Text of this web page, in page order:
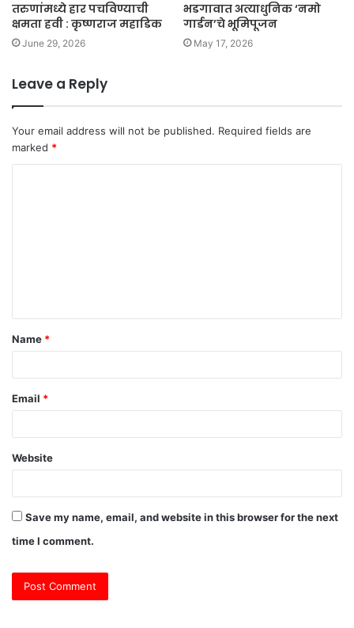
तरुणांमध्ये हार पचविण्याची
क्षमता हवी : कृष्णराज महाडिक
June 29, 2026
भडगावात अत्याधुनिक ‘नमो
गार्डन’चे भूमिपूजन
May 17, 2026
Leave a Reply
Your email address will not be published. Required fields are
marked *
t
*
Name *
Email *
Website
Save my name, email, and website in this browser for the next
time I comment.